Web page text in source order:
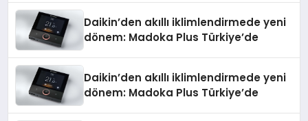
Daikin’den akıllı iklimlendirmede yeni
dönem: Madoka Plus Türkiye’de
Daikin’den akıllı iklimlendirmede yeni
dönem: Madoka Plus Türkiye’de